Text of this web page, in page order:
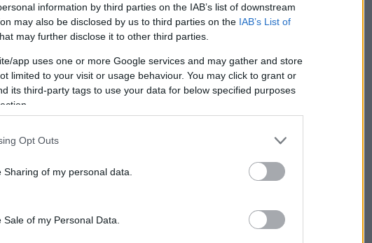
information by third parties on the IAB’s list of downstream
may also be disclosed by us to third parties on the IAB’s List of
may further disclose it to other third parties.
app uses one or more Google services and may gather and store
limited to your visit or usage behaviour. You may click to grant or
its third-party tags to use your data for below specified purposes
Opt Outs
of my personal data.
of my Personal Data.